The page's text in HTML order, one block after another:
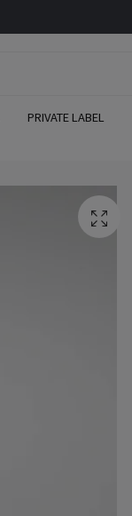
PRIVATE LABEL